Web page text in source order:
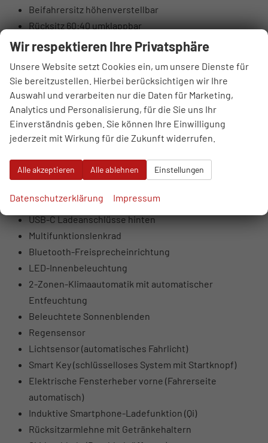
Beifahrersitz höhenverstellbar
Rücksitz 60:40 umklappbar
Elektrische Lendenwirbelstütze Fahrerseite
Oberschenkelauflage Fahrerseite
Luftausströmer hinten
Brillenfach
Automatisch abblendender Innenspiegel
10,25" digitales Kombiinstrument
DAB+ Digitalradio
Hochtöner vorne (insgesamt 6 Lautsprecher)
Laden)
USB-C Ladeanschlüsse hinten
Multifunktionslenkrad
Bluetooth-Freisprecheinrichtung
LED-Innenbeleuchtung
2-Zonen-Klimaautomatik mit automatischer
Entfeuchtung
Beleuchtete Sonnenblenden
Regensensor
Lichtsensor (automatisches Fahrlicht)
Smart Key (schlüsselloses System mit Startknopf)
Elektrische Fensterheber vorne (Fahrerseite
automatisch)
Induktive Smartphone-Ladefunktion (Qi)
Rücksitzarmlehne mit Getränkehaltern
Wir respektieren Ihre Privatsphäre
Unsere Website setzt Cookies ein, um unsere Dienste für
Sie bereitzustellen. Hierbei berücksichtigen wir Ihre
Auswahl und verarbeiten nur die Daten für Marketing,
Analytics und Personalisierung, für die Sie uns Ihr
Einverständnis geben. Sie können Ihre Einwilligung
jederzeit mit Wirkung für die Zukunft widerrufen.
Alle akzeptieren Alle ablehnen Einstellungen
Datenschutzerklärung Impressum